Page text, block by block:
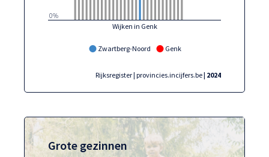
Zwartberg-Noord Genk
Wijken in Genk
0%
Rijksregister | provincies.incijfers.be| 2024
Grote gezinnen